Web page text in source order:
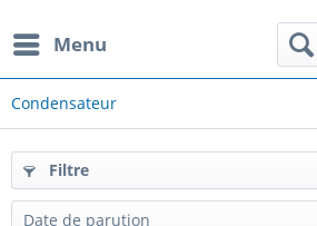
Menu
Condensateur
Filtre